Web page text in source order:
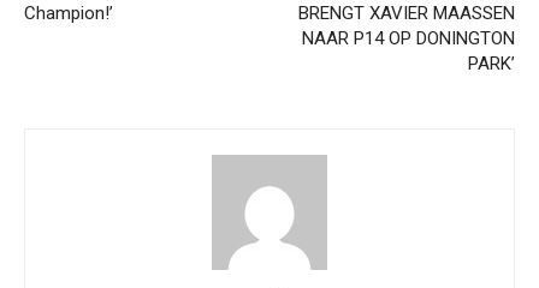
Champion!’
BRENGT XAVIER MAASSEN
NAAR P14 OP DONINGTON
PARK’